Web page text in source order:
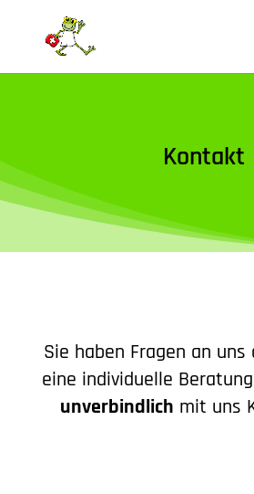
Kontakt
Sie haben Fragen an
eine individuelle
unverbindlich mit uns